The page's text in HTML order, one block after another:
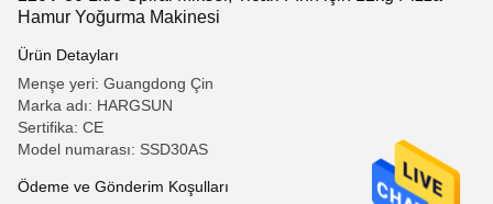
Hamur Yoğurma Makinesi
Ürün Detayları
Menşe yeri: Guangdong Çin
Marka adı: HARGSUN
Sertifika: CE
Model numarası: SSD30AS
Ödeme ve Gönderim Koşulları